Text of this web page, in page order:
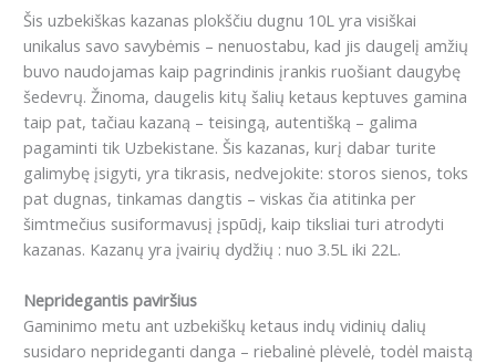
Šis uzbekiškas kazanas plokščiu dugnu 10L yra visiškai
unikalus savo savybėmis – nenuostabu, kad jis daugelį amžių
buvo naudojamas kaip pagrindinis įrankis ruošiant daugybę
šedevrų. Žinoma, daugelis kitų šalių ketaus keptuves gamina
taip pat, tačiau kazaną – teisingą, autentišką – galima
pagaminti tik Uzbekistane. Šis kazanas, kurį dabar turite
galimybę įsigyti, yra tikrasis, nedvejokite: storos sienos, toks
pat dugnas, tinkamas dangtis – viskas čia atitinka per
šimtmečius susiformavusį įspūdį, kaip tiksliai turi atrodyti
kazanas. Kazanų yra įvairių dydžių : nuo 3.5L iki 22L.
Nepridegantis paviršius
Gaminimo metu ant uzbekiškų ketaus indų vidinių dalių
susidaro neprideganti danga – riebalinė plėvelė, todėl maistą